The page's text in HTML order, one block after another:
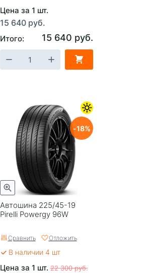
Цена за 1 шт.
15 640 руб.
Итого: 15 640 руб.
Автошина 225/45-19
Pirelli Powergy 96W
18
Сравнить Отложить
В наличии 4 шт
Цена за 1 шт.22 300 руб.